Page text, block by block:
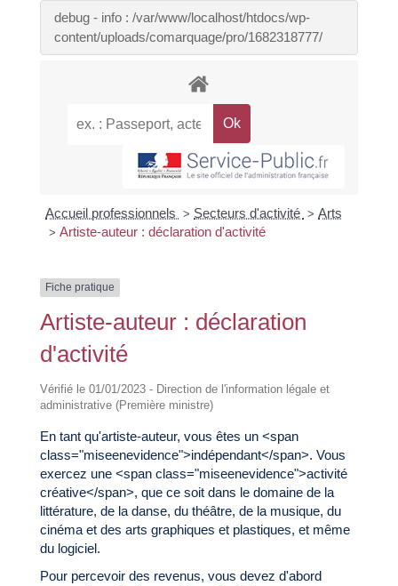
debug - info : /var/www/localhost/htdocs/wp-
content/uploads/comarquage/pro/1682318777/
Accueil professionnels > Secteurs d'activité > Arts
> Artiste-auteur : déclaration d'activité
Fiche pratique
Artiste-auteur : déclaration
d'activité
Vérifié le 01/01/2023 - Direction de l'information légale et
administrative (Première ministre)
En tant qu'artiste-auteur, vous êtes un <span
class="miseenevidence">indépendant</span>. Vous
exercez une <span class="miseenevidence">activité
créative</span>, que ce soit dans le domaine de la
littérature, de la danse, du théâtre, de la musique, du
cinéma et des arts graphiques et plastiques, et même
du logiciel.
Pour percevoir des revenus, vous devez d'abord